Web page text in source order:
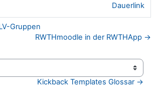
Dauerlink
Gruppen
RWTHmoodle in der RWTHApp →
Kickback Templates Glossar →